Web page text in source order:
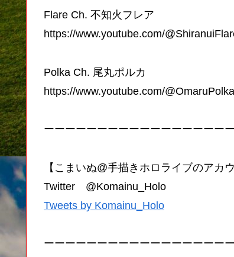
Flare Ch. 不知火フレア
https://www.youtube.com/
Polka Ch. 尾丸ポルカ
https://www.youtube.com/@OmaruPolka
ーーーーーーーーーーーーーーーーー
【こまいぬ@手描きホロライブのアカウ
Twitter @Komainu_Holo
Tweets by Komainu_Holo
ーーーーーーーーーーーーーーーーー